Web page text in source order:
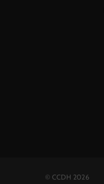
© CCDH 2026